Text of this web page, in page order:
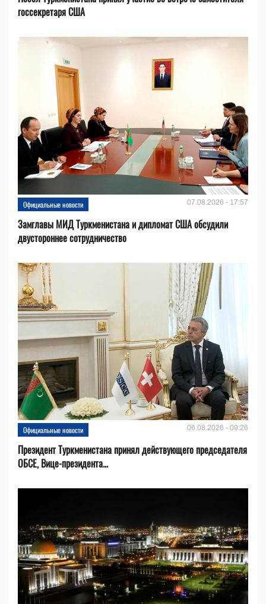
госсекретаря США
Официальные новости 07.08.2026 - 17:57
Замглавы МИД Туркменистана и дипломат США обсудили
двустороннее сотрудничество
Официальные новости 06.08.2026 - 09:26
Президент Туркменистана принял действующего председателя
ОБСЕ, Вице-президента...